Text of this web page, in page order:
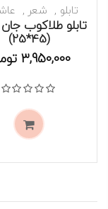
موجود است
تابلو شعر
تابلو طلاکوب
(45*25)
3,950,000
نمره0از 5